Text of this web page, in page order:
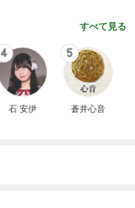
すべて見る
4
石 安伊
5
蒼井心音